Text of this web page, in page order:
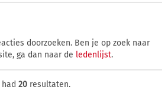
doorzoeken. Ben je op zoek naar
ga dan naar de ledenlijst.
had 20 resultaten.